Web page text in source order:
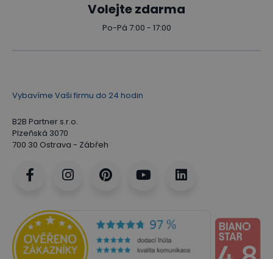
Volejte zdarma
Po-Pá 7:00 - 17:00
Vybavíme Vaši firmu do 24 hodin
B2B Partner s.r.o.
Plzeňská 3070
700 30 Ostrava - Zábřeh